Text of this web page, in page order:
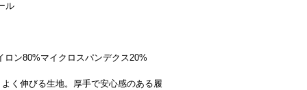
ル
ロン80%マイクロスパンデクス20%
く伸びる生地。厚手で安心感のある履